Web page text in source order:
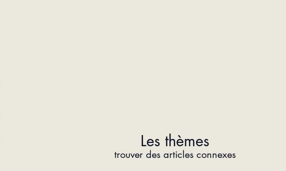
Les thèmes
trouver des articles connexes